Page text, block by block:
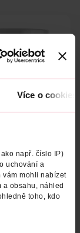
Více o cookies
např. číslo IP)
uchování a
vám mohli nabízet
obsahu, náhled
toho, kdo
Lesní směs,
90 g
299 Kč